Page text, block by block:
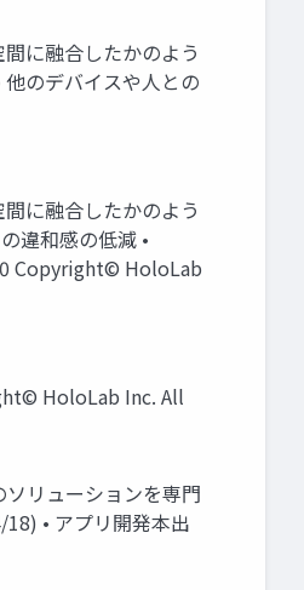
に融合したかのよう
のデバイスや人との
に融合したかのよう
違和感の低減 •
Copyright© HoloLab
HoloLab Inc. All
リューションを専⾨
• アプリ開発本出